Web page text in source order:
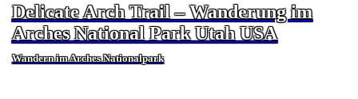
Delicate Arch Trail – Wanderung im
Arches National Park Utah USA
Wandern im Arches Nationalpark